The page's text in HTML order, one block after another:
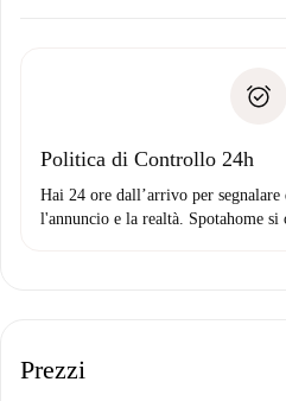
Domiciliazione del
solo se non segnali problemi.
Politica di Controllo 24h
Hai 24 ore dall’arrivo per
l'annuncio e la realtà. Spotahome
Prezzi